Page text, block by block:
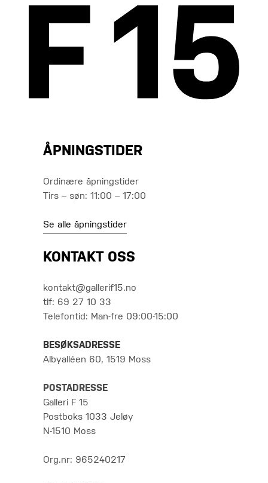
ÅPNINGSTIDER
Ordinære åpningstider
Tirs – søn: 11:00 – 17:00
Se alle åpningstider
KONTAKT OSS
kontakt@gallerif15.no
tlf: 69 27 10 33
Telefontid: Man-fre 09:00-15:00
BESØKSADRESSE
Albyalléen 60, 1519 Moss
POSTADRESSE
Galleri F 15
Postboks 1033 Jeløy
N-1510 Moss
Org.nr: 965240217